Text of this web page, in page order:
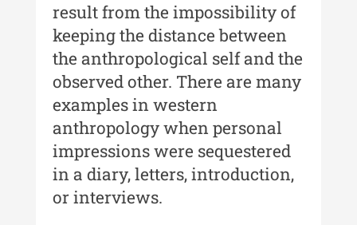
Indexul Complet
Buletinul Centrului de Cercetare și
Conservare-Restaurare a
Patrimoniului
Buletinul Centrului de Cercetare
și Conservare-Restaurare a
Patrimoniului - 2021
Buletinul Centrului de Cercetare
result from the impossibility of
keeping the distance between
the anthropological self and the
observed other. There are many
examples in western
anthropology when personal
impressions were sequestered
in a diary, letters, introduction,
or interviews.